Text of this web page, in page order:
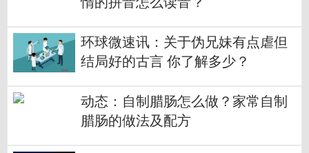
环球微速讯：关于伪兄妹有点虐但
结局好的古言 你了解多少？
动态：自制腊肠怎么做？家常自制
腊肠的做法及配方